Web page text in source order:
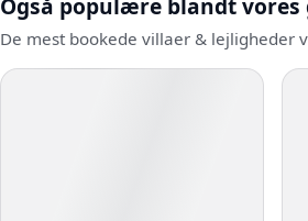
Også populære blandt
De mest bookede villaer & lejligheder